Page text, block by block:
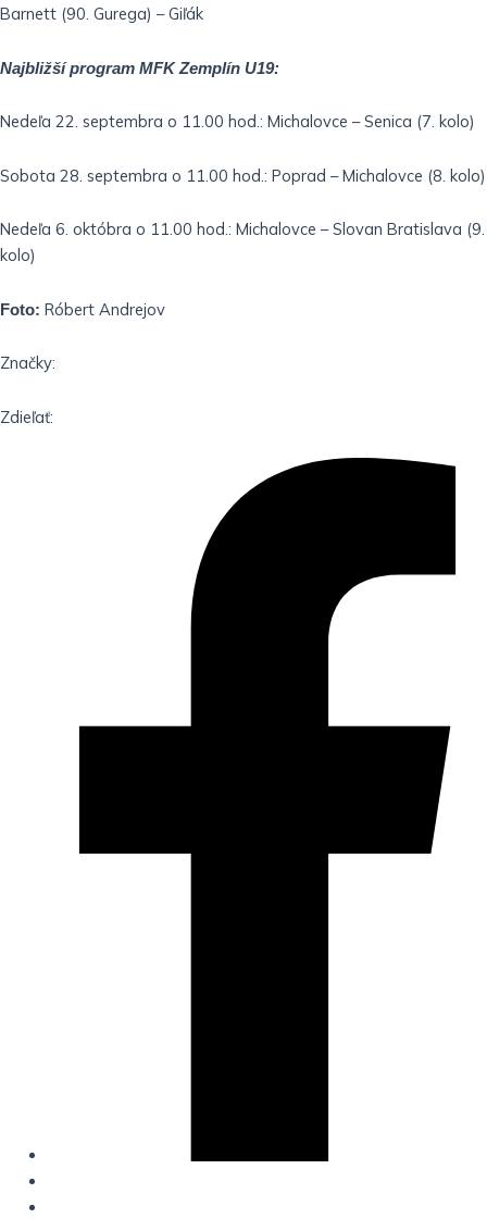
Barnett (90. Gurega) – Giľák
Najbližší program MFK Zemplín U19:
Nedeľa 22. septembra o 11.00 hod.: Michalovce – Senica (7. kolo)
Sobota 28. septembra o 11.00 hod.: Poprad – Michalovce (8. kolo)
Nedeľa 6. októbra o 11.00 hod.: Michalovce – Slovan Bratislava (9.
kolo)
Foto: Róbert Andrejov
Značky:
Zdieľať: